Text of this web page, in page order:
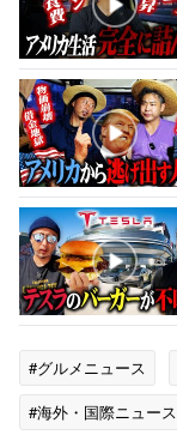
#グルメニュース
#海外・国際ニュース